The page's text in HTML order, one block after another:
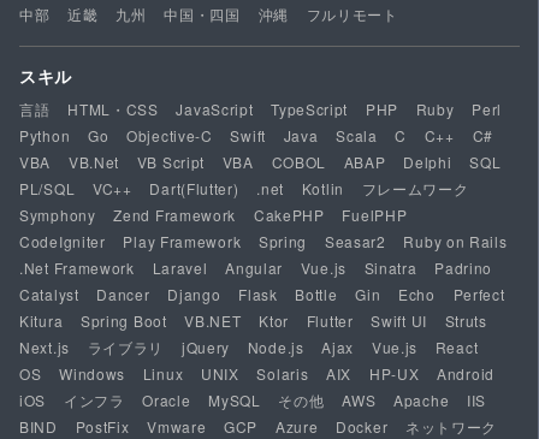
中部
近畿 九州 中国・四国 沖縄 フルリモート
スキル
言語 HTML・CSS JavaScript TypeScript PHP Ruby
Perl
Python
Go Objective-C Swift Java Scala C C++
C#
VBA
VB.Net VB Script VBA COBOL ABAP Delphi
SQL
PL/SQL
VC++ Dart(Flutter) .net Kotlin
フレームワーク
Symphony
Zend Framework CakePHP
FuelPHP
CodeIgniter
Play Framework Spring Seasar2
Ruby on Rails
.Net Framework
Laravel Angular Vue.js Sinatra
Padrino
Catalyst
Dancer Django Flask Bottle Gin Echo
Perfect
Kitura
Spring Boot VB.NET Ktor Flutter Swift UI
Struts
Next.js
ライブラリ jQuery Node.js Ajax Vue.js
React
OS
Windows Linux UNIX Solaris AIX HP-UX
Android
iOS
インフラ Oracle MySQL その他 AWS Apache
IIS
BIND
PostFix Vmware GCP Azure Docker
ネットワーク